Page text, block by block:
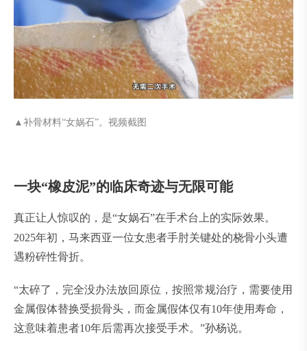
▲补骨材料“女娲石”。视频截图
一块“橡皮泥”的临床奇迹与无限可能
真正让人惊叹的，是“女娲石”在手术台上的实际效果。
2025年初，马来西亚一位女患者手肘关键处的桡骨小头遭
遇粉碎性骨折。
“太碎了，完全没办法放回原位，按照常规治疗，需要使用
金属假体替换受损骨头，而金属假体仅有10年使用寿命，
这意味着患者10年后需再次接受手术。”孙杨说。